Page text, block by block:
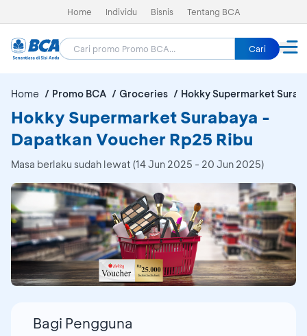
Home Individu Bisnis Tentang BCA
Cari
Home Promo BCA Groceries Hokky Supermarket
Hokky Supermarket Surabaya -
Dapatkan Voucher Rp25 Ribu
Masa berlaku sudah lewat (14 Jun 2025 - 20 Jun 2025)
Bagi Pengguna